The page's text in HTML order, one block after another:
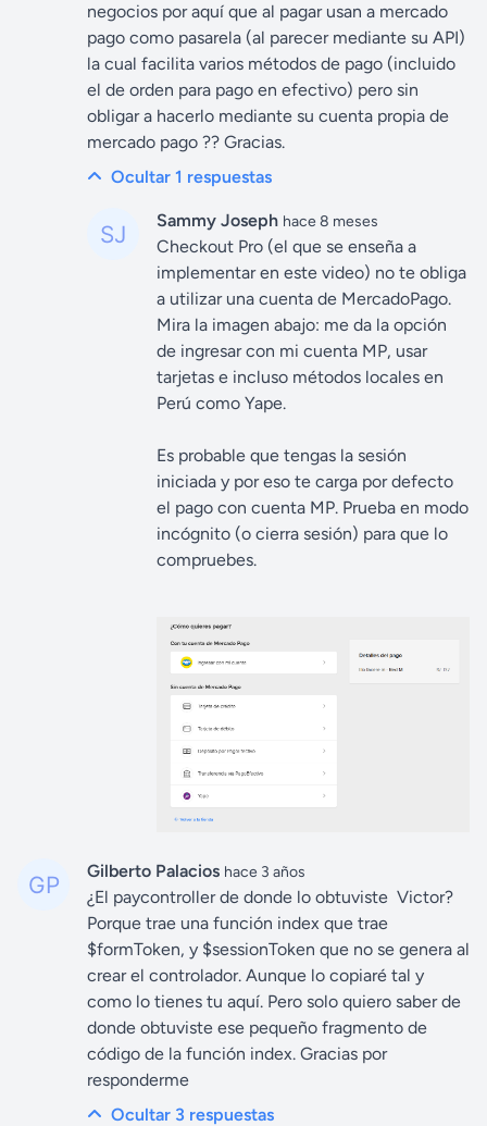
negocios por aquí que al pagar usan a mercado
pago como pasarela (al parecer mediante su API)
la cual facilita varios métodos de pago (incluido
el de orden para pago en efectivo) pero sin
obligar a hacerlo mediante su cuenta propia de
mercado pago ?? Gracias.
Ocultar 1 respuestas
Sammy Joseph hace 8 meses
Checkout Pro (el que se enseña a
implementar en este video) no te obliga
a utilizar una cuenta de MercadoPago.
Mira la imagen abajo: me da la opción
de ingresar con mi cuenta MP, usar
tarjetas e incluso métodos locales en
Perú como Yape.
Es probable que tengas la sesión
iniciada y por eso te carga por defecto
el pago con cuenta MP. Prueba en modo
incógnito (o cierra sesión) para que lo
compruebes.
Gilberto Palacios hace 3 años
¿El paycontroller de donde lo obtuviste Victor?
Porque trae una función index que trae
$formToken, y $sessionToken que no se genera al
crear el controlador. Aunque lo copiaré tal y
como lo tienes tu aquí. Pero solo quiero saber de
donde obtuviste ese pequeño fragmento de
código de la función index. Gracias por
responderme
Ocultar 3 respuestas